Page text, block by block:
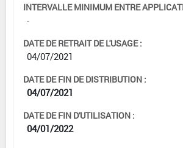
INTERVALLE MINIMUM ENTRE
-
DATE DE RETRAIT DE L'USAGE :
04/07/2021
DATE DE FIN DE DISTRIBUTION :
04/07/2021
DATE DE FIN D'UTILISATION :
04/01/2022